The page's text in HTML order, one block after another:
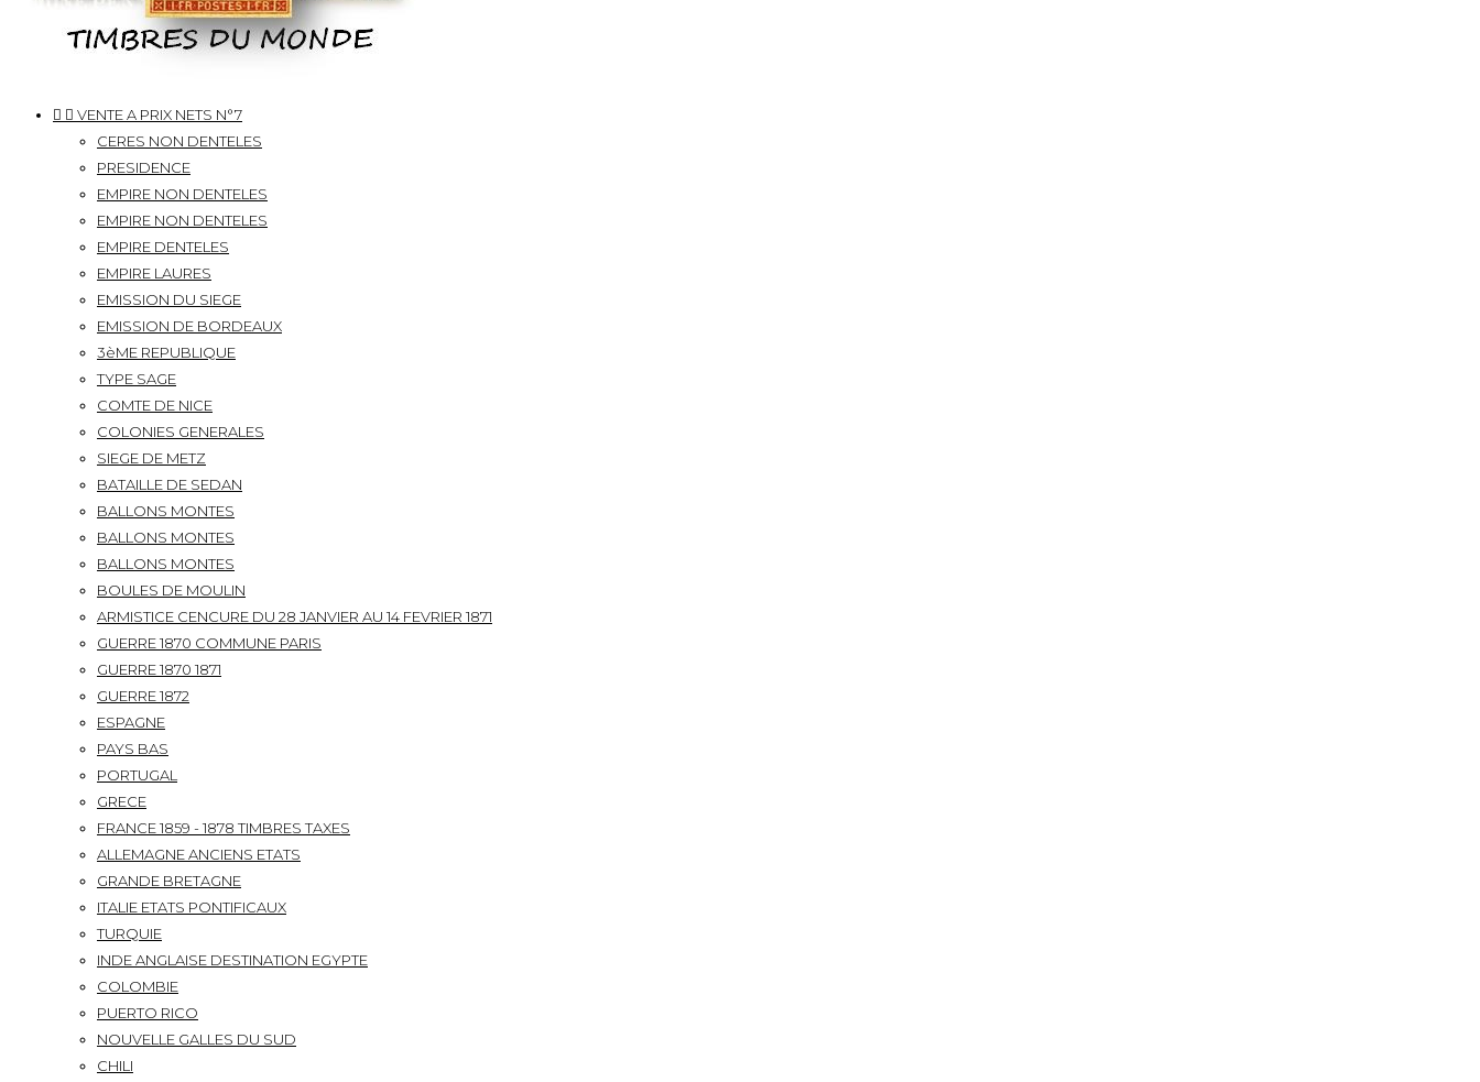
  VENTE A PRIX NETS N°7
CERES NON DENTELES
PRESIDENCE
EMPIRE NON DENTELES
EMPIRE NON DENTELES
EMPIRE DENTELES
EMPIRE LAURES
EMISSION DU SIEGE
EMISSION DE BORDEAUX
3èME REPUBLIQUE
TYPE SAGE
COMTE DE NICE
COLONIES GENERALES
SIEGE DE METZ
BATAILLE DE SEDAN
BALLONS MONTES
BALLONS MONTES
BALLONS MONTES
BOULES DE MOULIN
ARMISTICE CENCURE DU 28 JANVIER AU 14 FEVRIER 1871
GUERRE 1870 COMMUNE PARIS
GUERRE 1870 1871
GUERRE 1872
ESPAGNE
PAYS BAS
PORTUGAL
GRECE
FRANCE 1859 - 1878 TIMBRES TAXES
ALLEMAGNE ANCIENS ETATS
GRANDE BRETAGNE
ITALIE ETATS PONTIFICAUX
TURQUIE
INDE ANGLAISE DESTINATION EGYPTE
COLOMBIE
PUERTO RICO
NOUVELLE GALLES DU SUD
CHILI